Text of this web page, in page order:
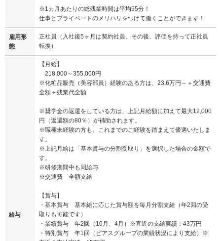
※1カ月あたりの総残業時間は平均55分！
仕事とプライベートのメリハリをつけて働くことができます！
雇用形
態
正社員（入社後5ヶ月は契約社員。その後、評価を持って正社員
転換）
給与
【月給】
218,000～355,000円
※化粧品販売（美容部員）経験のある方は、23.6万円～＋交通費
全額＋残業代全額
※奨学金の返還をしている方は、上記月給額に加えて最大12,000
円（返還額の80％）が補助されます。
※職種未経験の方も、これまでのご経験を踏まえて優遇いたしま
す。
※上記月給は「基本賞与の分割受取り」を選択した場合の金額で
す。
※研修期間中も同給与
※交通費 全額支給
【賞与】
・基本賞与 基本給に応じた賞与額を毎月分割支給（年2回の受
取りも可能です）
・業績賞与 年2回（10月、4月）※直近の支給実績：43万円
・特別賞与 年1回（ピアスグループの業績状況により支給）※